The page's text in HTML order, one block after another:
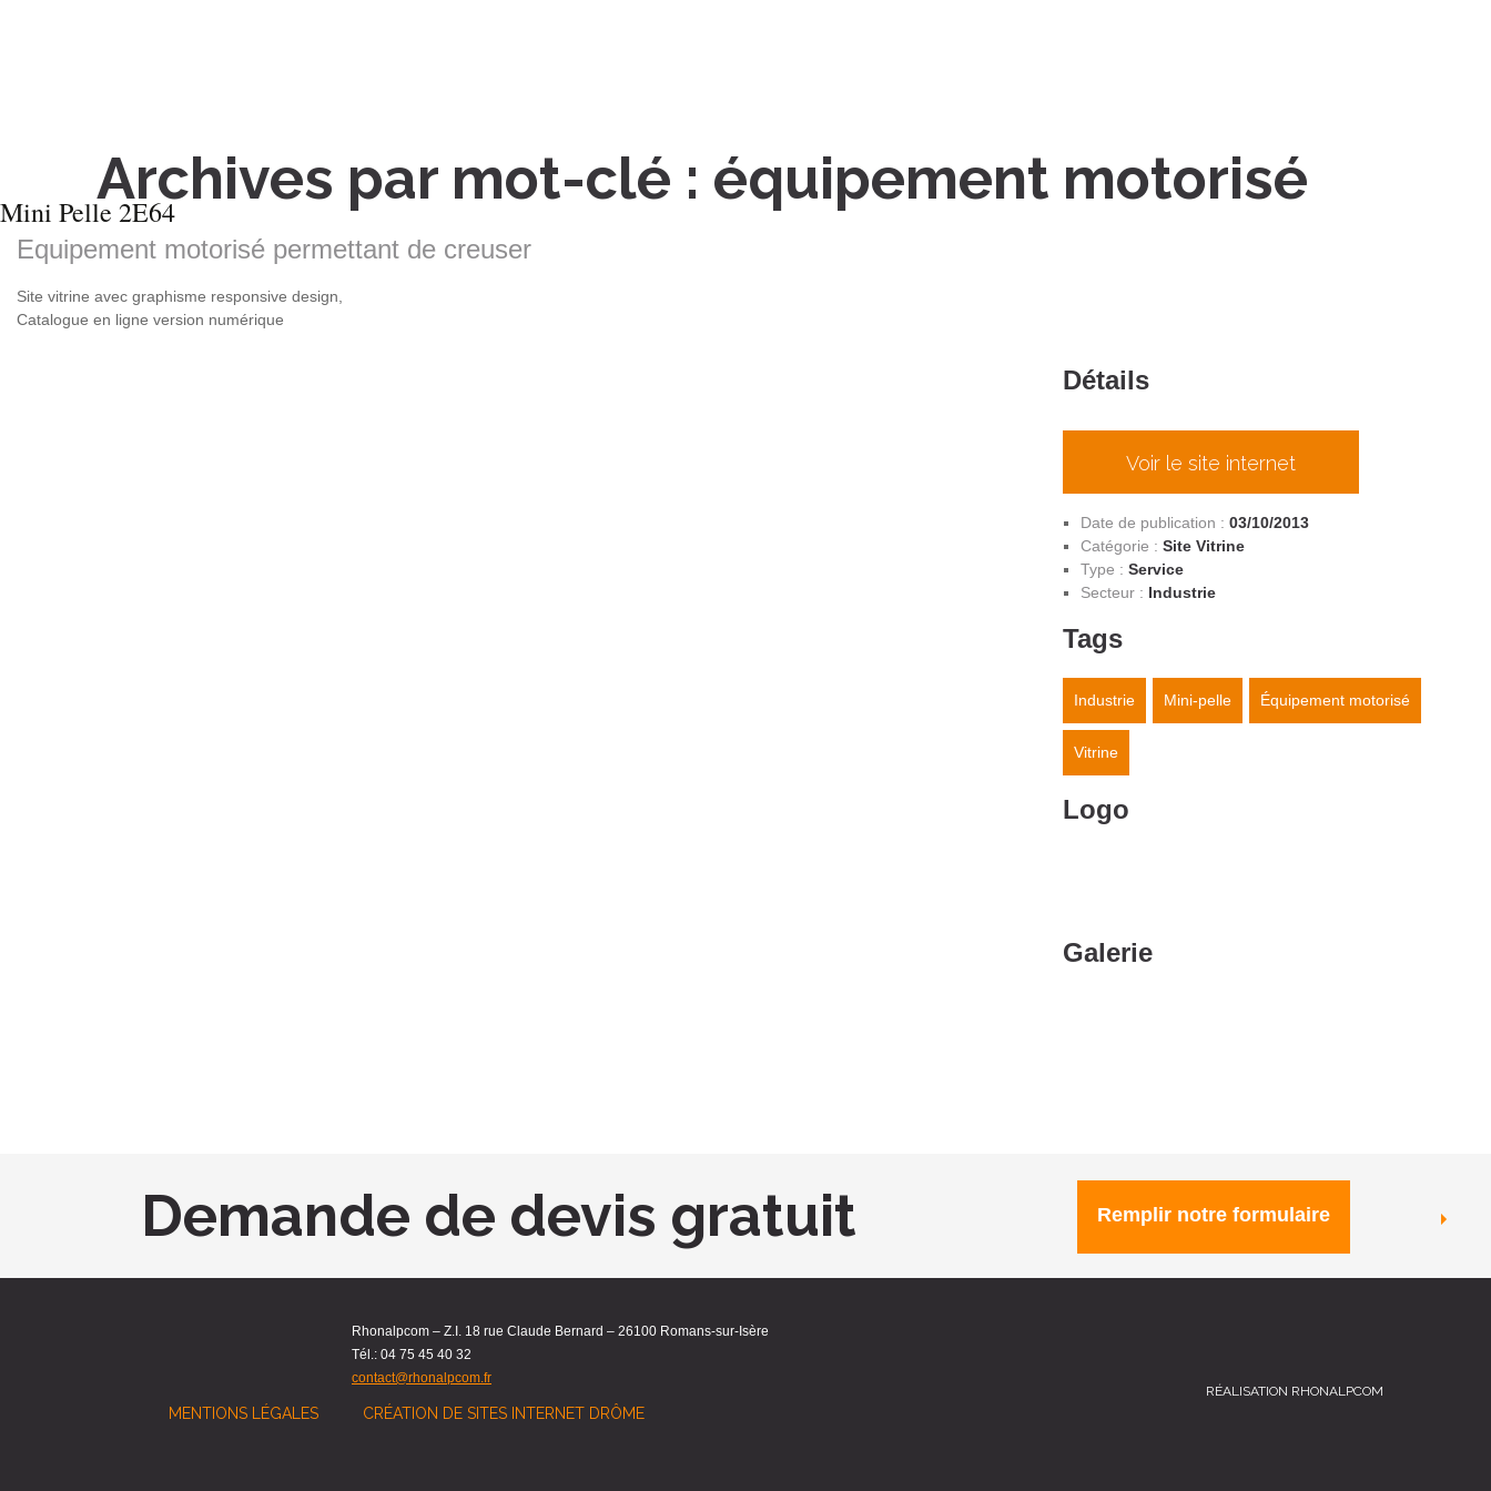
Archives par mot-clé : équipement motorisé
Mini Pelle 2E64
Equipement motorisé permettant de creuser
Site vitrine avec graphisme responsive design,
Catalogue en ligne version numérique
Détails
Voir le site internet
Date de publication : 03/10/2013
Catégorie : Site Vitrine
Type : Service
Secteur : Industrie
Tags
Industrie Mini-pelle Équipement motorisé
Vitrine
Logo
Galerie
Remplir notre formulaire
Demande de devis gratuit
Rhonalpcom – Z.I. 18 rue Claude Bernard – 26100 Romans-sur-Isère
Tél.: 04 75 45 40 32
contact@rhonalpcom.fr
RÉALISATION RHONALPCOM
MENTIONS LÉGALES CRÉATION DE SITES INTERNET DRÔME